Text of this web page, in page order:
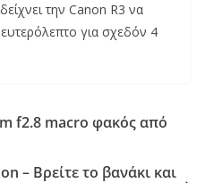
την Canon R3 να
για σχεδόν 4
f2.8 macro φακός από
– Βρείτε το βανάκι και